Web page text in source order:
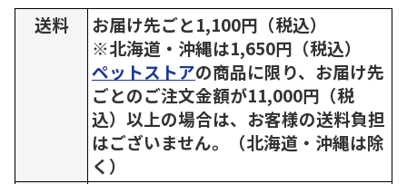
送料
お届け先ごと1,100円（税込）
※北海道・沖縄は1,650円（税込）
ペットストアの商品に限り、お届け先
ごとのご注文金額が11,000円（税
込）以上の場合は、お客様の送料負担
はございません。（北海道・沖縄は除
く）